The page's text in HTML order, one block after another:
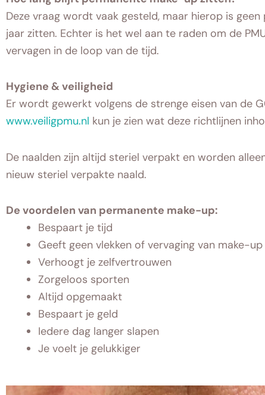
Deze vraag wordt vaak gesteld, maar hierop is
jaar zitten. Echter is het wel aan te raden om de
vervagen in de loop van de tijd.
Hygiene & veiligheid
Er wordt gewerkt volgens de strenge eisen van de
www.veiligpmu.nl kun je zien wat deze richtlijnen
De naalden zijn altijd steriel verpakt en worden
nieuw steriel verpakte naald.
De voordelen van permanente make-up:
Bespaart je tijd
Geeft geen vlekken of vervaging van make-up
Verhoogt je zelfvertrouwen
Zorgeloos sporten
Altijd opgemaakt
Bespaart je geld
Iedere dag langer slapen
Je voelt je gelukkiger